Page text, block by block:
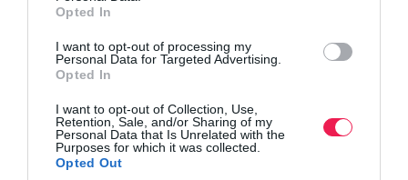
Opted In
I want to opt-out of processing my
Personal Data for Targeted Advertising.
Opted In
I want to opt-out of Collection, Use,
Retention, Sale, and/or Sharing of my
Personal Data that Is Unrelated with the
Purposes for which it was collected.
Opted Out